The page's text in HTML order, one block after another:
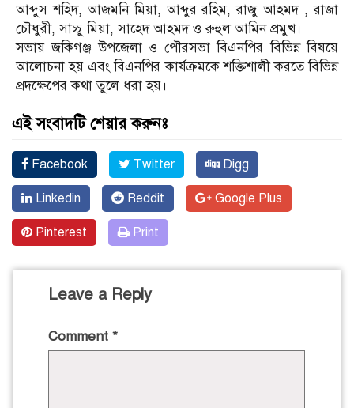
আব্দুস শহিদ, আজমনি মিয়া, আব্দুর রহিম, রাজু আহমদ , রাজা
চৌধুরী, সাচ্চু মিয়া, সাহেদ আহমদ ও রুহুল আমিন প্রমুখ।
সভায় জকিগঞ্জ উপজেলা ও পৌরসভা বিএনপির বিভিন্ন বিষয়ে
আলোচনা হয় এবং বিএনপির কার্যক্রমকে শক্তিশালী করতে বিভিন্ন
প্রদক্ষেপের কথা তুলে ধরা হয়।
এই সংবাদটি শেয়ার করুনঃ
Facebook Twitter Digg
Linkedin Reddit Google Plus
Pinterest Print
Leave a Reply
Comment *